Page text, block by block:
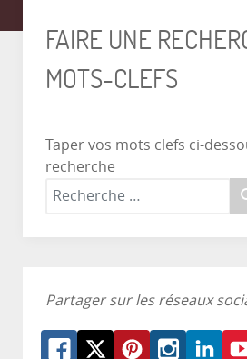
FAIRE UNE
MOTS-CLEFS
Taper vos mots clefs ci-
recherche
Partager sur les réseaux